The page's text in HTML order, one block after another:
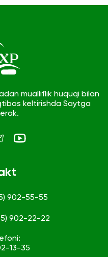
mualliflik huquqi bilan
keltirishda Saytga
902-55-55
902-22-22
13-35